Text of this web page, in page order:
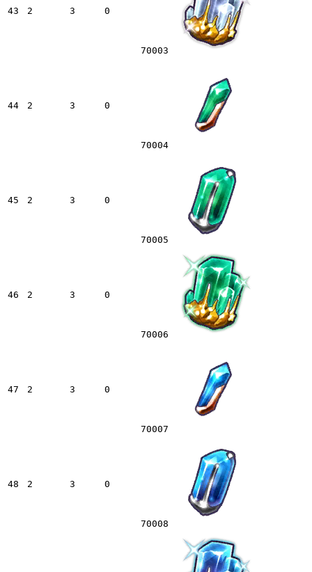
43 2 3 0
70003
44 2 3 0
70004
45 2 3 0
70005
46 2 3 0
70006
47 2 3 0
70007
48 2 3 0
70008